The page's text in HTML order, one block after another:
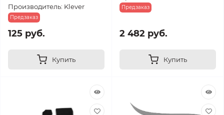
Производитель: Klever
Предзаказ
125 руб.
Купить
Предзаказ
2 482 руб.
Купить